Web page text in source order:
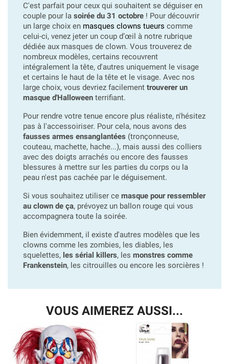
C'est parfait pour ceux qui souhaitent se déguiser en
couple pour la soirée du 31 octobre ! Pour découvrir
un large choix en masques clowns tueurs comme
celui-ci, venez jeter un coup d’œil à notre rubrique
dédiée aux masques de clown. Vous trouverez de
nombreux modèles, certains recouvrent
intégralement la tête, d'autres uniquement le visage
et certains le haut de la tête et le visage. Avec nos
large choix, vous devriez facilement trouverer un
masque d'Halloween terrifiant.
Pour rendre votre tenue encore plus réaliste, n'hésitez
pas à l'accessoiriser. Pour cela, nous avons des
fausses armes ensanglantées (tronçonneuse,
couteau, machette, hache...), mais aussi des colliers
avec des doigts arrachés ou encore des fausses
blessures à mettre sur les parties du corps ou la
peau n'est pas cachée par le déguisement.
Si vous souhaitez utiliser ce masque pour ressembler
au clown de ça, prévoyez un ballon rouge qui vous
accompagnera toute la soirée.
Bien évidemment, il existe d'autres modèles que les
clowns comme les zombies, les diables, les
squelettes, les sérial killers, les monstres comme
Frankenstein, les citrouilles ou encore les sorcières !
VOUS AIMEREZ AUSSI...